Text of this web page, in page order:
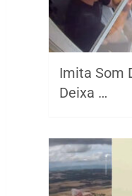
Imita Som
Deixa …